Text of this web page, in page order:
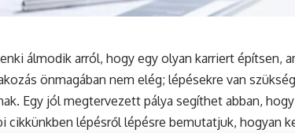
álmodik arról, hogy egy olyan karriert építsen,
önmagában nem elég; lépésekre van
Egy jól megtervezett pálya segíthet abban,
cikkünkben lépésről lépésre bemutatjuk, hogyan